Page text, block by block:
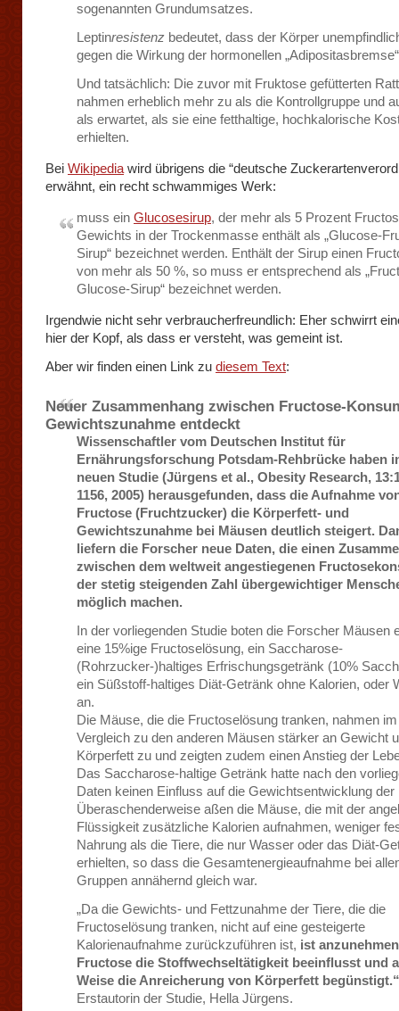
sogenannten Grundumsatzes.
Leptinresistenz bedeutet, dass der Körper
gegen die Wirkung der hormonellen
Und tatsächlich: Die zuvor mit Fruktose gefütterten
nahmen erheblich mehr zu als die Kontrollgruppe und
als erwartet, als sie eine fetthaltige, hochkalorische
erhielten.
Bei Wikipedia wird übrigens die “deutsche
erwähnt, ein recht schwammiges Werk:
muss ein Glucosesirup, der mehr als 5 Prozent
Gewichts in der Trockenmasse enthält als „Glucose-
Sirup“ bezeichnet werden. Enthält der Sirup einen
von mehr als 50 %, so muss er entsprechend als
Glucose-Sirup“ bezeichnet werden.
Irgendwie nicht sehr verbraucherfreundlich: Eher schwirrt
hier der Kopf, als dass er versteht, was gemeint ist.
Aber wir finden einen Link zu diesem Text:
Neuer Zusammenhang zwischen Fructose-
Gewichtszunahme entdeckt
Wissenschaftler vom Deutschen Institut für
Ernährungsforschung Potsdam-Rehbrücke haben
neuen Studie (Jürgens et al., Obesity Research,
1156, 2005) herausgefunden, dass die Aufnahme
Fructose (Fruchtzucker) die Körperfett- und
Gewichtszunahme bei Mäusen deutlich steigert.
liefern die Forscher neue Daten, die einen
zwischen dem weltweit angestiegenen
der stetig steigenden Zahl übergewichtiger
möglich machen.
In der vorliegenden Studie boten die Forscher Mäusen
eine 15%ige Fructoselösung, ein Saccharose-
(Rohrzucker-)haltiges Erfrischungsgetränk (10%
ein Süßstoff-haltiges Diät-Getränk ohne Kalorien, oder
an.
Die Mäuse, die die Fructoselösung tranken, nahmen im
Vergleich zu den anderen Mäusen stärker an Gewicht
Körperfett zu und zeigten zudem einen Anstieg der
Das Saccharose-haltige Getränk hatte nach den
Daten keinen Einfluss auf die Gewichtsentwicklung der
Überaschenderweise aßen die Mäuse, die mit der
Flüssigkeit zusätzliche Kalorien aufnahmen, weniger
Nahrung als die Tiere, die nur Wasser oder das Diät-
erhielten, so dass die Gesamtenergieaufnahme bei
Gruppen annähernd gleich war.
„Da die Gewichts- und Fettzunahme der Tiere, die die
Fructoselösung tranken, nicht auf eine gesteigerte
Kalorienaufnahme zurückzuführen ist, ist
Fructose die Stoffwechseltätigkeit beeinflusst und
Weise die Anreicherung von Körperfett begünstigt.“
Erstautorin der Studie, Hella Jürgens.